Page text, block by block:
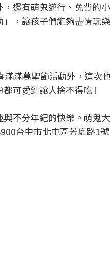
還有萌鬼遊行、免費的
，讓孩子們能夠盡情玩
滿萬聖節活動外，這次
可愛到讓人捨不得吃 !
不分年紀的快樂。萌鬼
台中市北屯區芳庭路1號